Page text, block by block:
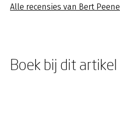
Alle recensies van Bert Peene
Boek bij dit artikel